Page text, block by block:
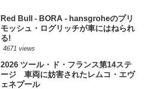
Red Bull - BORA - hansgroheのプリ
モッシュ・ログリッチが車にはねられ
る!
4671 views
2026 ツール・ド・フランス第14ステ
ージ 車両に妨害されたレムコ・エヴ
ェネプール